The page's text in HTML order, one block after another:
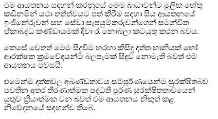
එම ආයතනය සඳහන් කරනුයේ මෙම බාධාවන්ට මූලික හේතු
කඩිනමින් යථා තත්ත්වයට පත් කිරීම සඳහා සිය ආයතනයේ
ඉංජිනේරුවන් සහ සේවා සැපයුම්කරුවන්ගෙන් සමන්විත
ඒකාබද්ධ කණ්ඩායමක් දිවා රෑ නොබලා කටයුතු කරන බවය.
කෙසේ වෙතත් මෙම සිදුවීම හරහා කිසිදු දත්ත හානියක් හෝ
ආරක්ෂක ක්‍රමවේදයන්ට බලපෑමක් සිදුව නොමැති බවත් එම
ආයතනය පවසයි.
එමෙන්ම දත්තවල අඛණ්ඩතාවය සම්පූර්ණයෙන්ම සුරක්ෂිතබව
පවතින අතර තීරණාත්මක පද්ධති පූර්ණ සුරක්ෂිතතාවයෙන්
යුතුව ක්‍රියාත්මක වන බවත් එම ආයතනය නිකුත් කළ
නිවේදනයේ සඳහන්ව තිබේ.